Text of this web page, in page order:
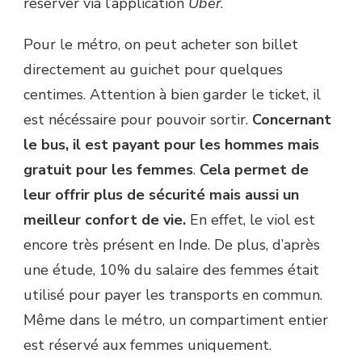
Pour le métro, on peut acheter son billet
directement au guichet pour quelques
centimes. Attention à bien garder le ticket, il
est nécéssaire pour pouvoir sortir. Concernant
le bus, il est payant pour les hommes mais
gratuit pour les femmes. Cela permet de
leur offrir plus de sécurité mais aussi un
meilleur confort de vie. En effet, le viol est
encore très présent en Inde. De plus, d’après
une étude, 10% du salaire des femmes était
utilisé pour payer les transports en commun.
Même dans le métro, un compartiment entier
est réservé aux femmes uniquement.